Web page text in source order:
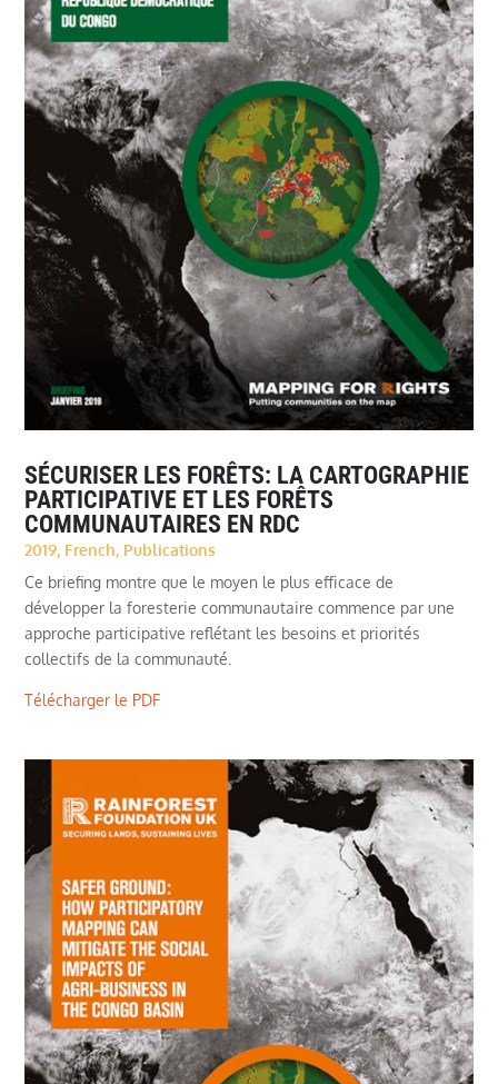
SÉCURISER LES FORÊTS: LA CARTOGRAPHIE
PARTICIPATIVE ET LES FORÊTS
COMMUNAUTAIRES EN RDC
2019, French, Publications
Ce briefing montre que le moyen le plus efficace de
développer la foresterie communautaire commence par une
approche participative reflétant les besoins et priorités
collectifs de la communauté.
Télécharger le PDF